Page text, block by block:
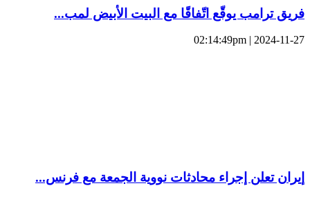
فريق ترامب يوقّع اتّفاقًا مع البيت الأبيض لمب...
2024-11-27 | 02:14:49pm
إيران تعلن إجراء محادثات نووية الجمعة مع فرنس...